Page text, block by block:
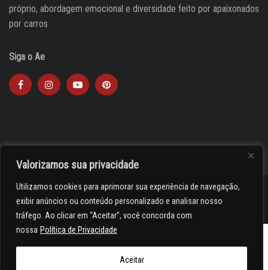
Valorizamos sua privacidade
Utilizamos cookies para aprimorar sua experiência de navegação,
exibir anúncios ou conteúdo personalizado e analisar nosso
tráfego. Ao clicar em “Aceitar”, você concorda com
nossa Política de Privacidade
Aceitar
próprio, abordagem emocional e diversidade feito por apaixonados
por carros
Siga o Ae
><(((º> 17